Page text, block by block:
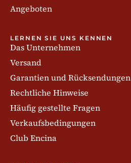
Angeboten
LERNEN SIE UNS KENNEN
Das Unternehmen
Versand
Garantien und Rücksendungen
Rechtliche Hinweise
Häufig gestellte Fragen
Verkaufsbedingungen
Club Encina